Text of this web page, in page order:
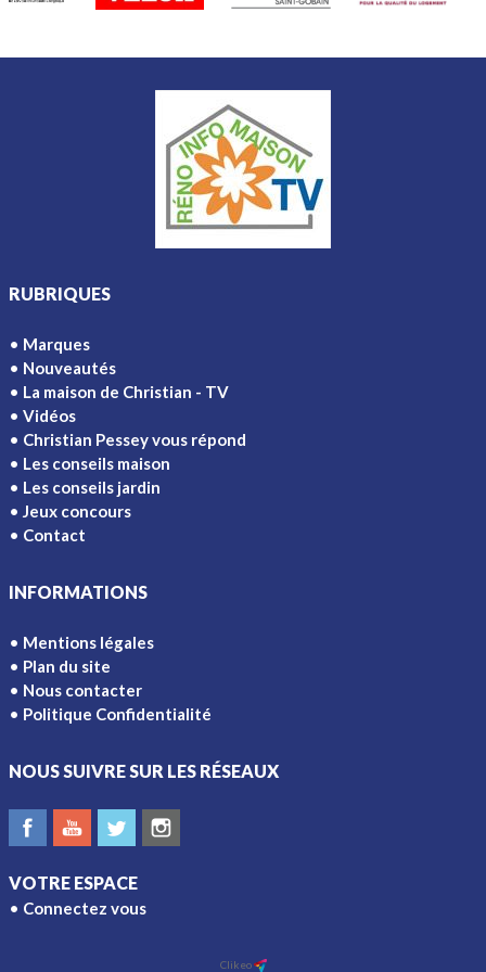
RUBRIQUES
Marques
Nouveautés
La maison de Christian - TV
Vidéos
Christian Pessey vous répond
Les conseils maison
Les conseils jardin
Jeux concours
Contact
INFORMATIONS
Mentions légales
Plan du site
Nous contacter
Politique Confidentialité
NOUS SUIVRE SUR LES RÉSEAUX
VOTRE ESPACE
Connectez vous
Clikeo